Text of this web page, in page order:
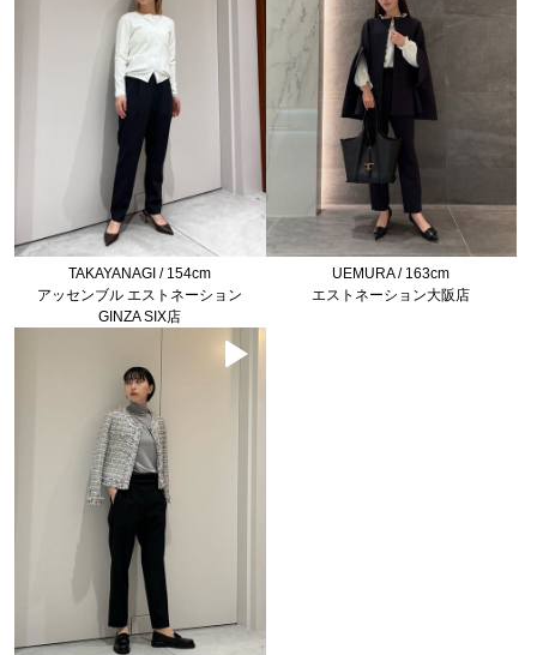
TAKAYANAGI / 154cm
アッセンブル エストネーション
GINZA SIX店
UEMURA / 163cm
エストネーション大阪店